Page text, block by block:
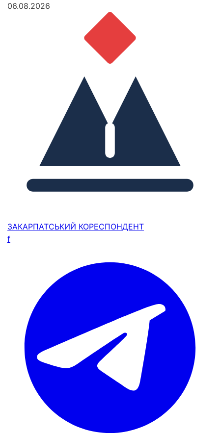
06.08.2026
ЗАКАРПАТСЬКИЙ КОРЕСПОНДЕНТ
f